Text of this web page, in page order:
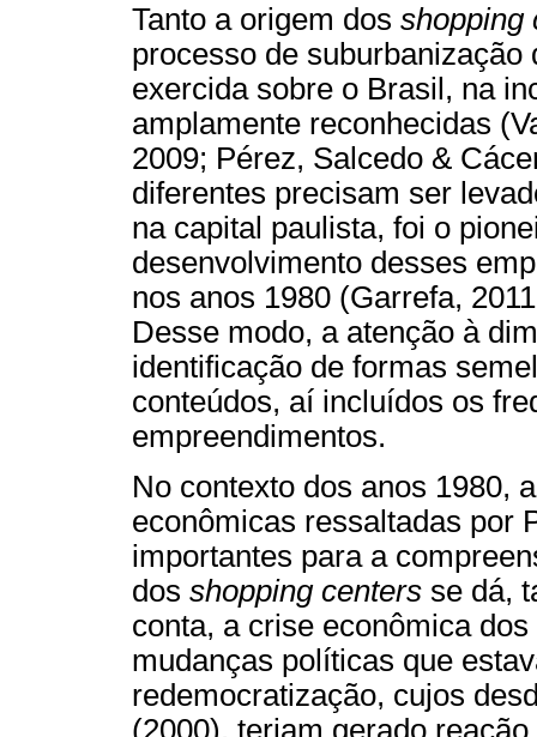
Tanto a origem dos shopping
processo de
exercida sobre o Brasil, na
amplamente reconhecidas
2009; Pérez, Salcedo &
diferentes precisam ser
na capital paulista, foi o
desenvolvimento desses
nos anos 1980 (Garrefa,
Desse modo, a atenção à
identificação de formas
conteúdos, aí incluídos os
empreendimentos.
No contexto dos anos 1980,
econômicas ressaltadas por
importantes para a
dos shopping centers se dá,
conta, a crise econômica
mudanças políticas que
redemocratização, cujos
(2000), teriam gerado